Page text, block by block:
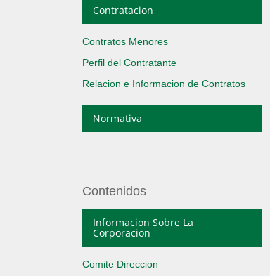
Contratacion
Contratos Menores
Perfil del Contratante
Relacion e Informacion de Contratos
Normativa
Contenidos
Informacion Sobre La
Corporacion
Comite Direccion